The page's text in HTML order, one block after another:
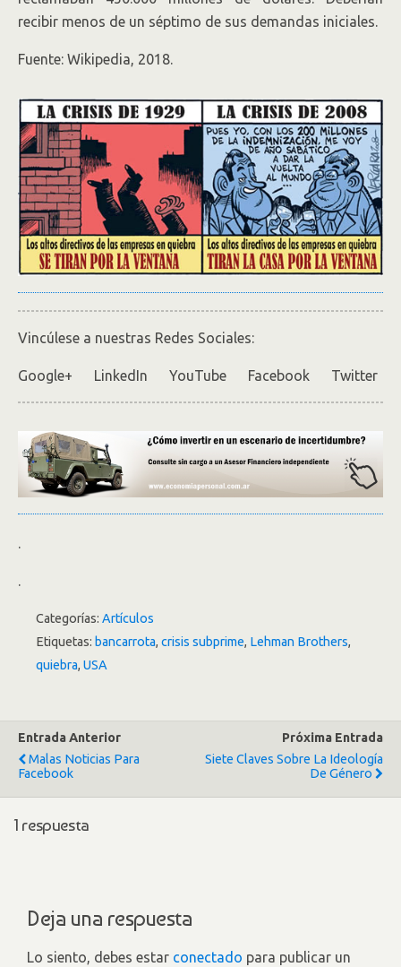
recibir menos de un séptimo de sus demandas iniciales.
Fuente: Wikipedia, 2018.
Vincúlese a nuestras Redes Sociales:
Google+ LinkedIn YouTube Facebook Twitter
.
.
Categorías: Artículos
Etiquetas: bancarrota, crisis subprime, Lehman Brothers,
quiebra, USA
Entrada Anterior
Malas Noticias Para
Facebook
Próxima Entrada
Siete Claves Sobre La Ideología
De Género
1 respuesta
Deja una respuesta
Lo siento, debes estar conectado para publicar un